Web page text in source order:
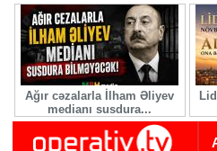
Skip to main content
Ağır cəzalarla İlham Əliyev
medianı susdura...